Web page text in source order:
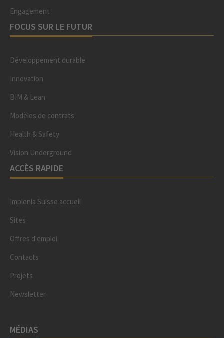
Engagement
FOCUS SUR LE FUTUR
Développement durable
Innovation
BIM & Lean
Modèles de contrats
Health & Safety
Vision Underground
ACCÈS RAPIDE
Implenia Suisse accueil
Sites
Offres d'emploi
Contacts
Projets
Newsletter
MÉDIAS